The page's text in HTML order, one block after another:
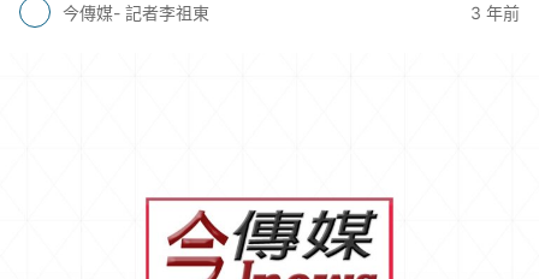
今傳媒- 記者李祖東 3 年前